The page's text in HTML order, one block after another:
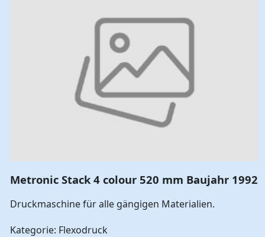
Metronic Stack 4 colour 520 mm Baujahr 1992
Druckmaschine für alle gängigen Materialien.
Kategorie: Flexodruck